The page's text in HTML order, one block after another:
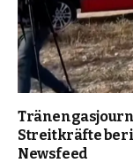
Streitkräfte
Newsfeed